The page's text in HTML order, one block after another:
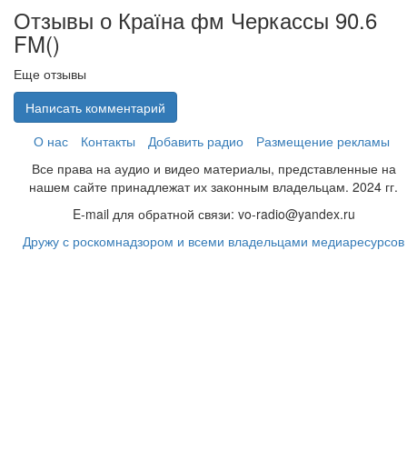
Отзывы о Країна фм Черкассы 90.6
FM()
Еще отзывы
Написать комментарий
О нас
Контакты Добавить радио
Размещение рекламы
Все права на аудио и видео материалы, представленные на
нашем сайте принадлежат их законным владельцам. 2024 гг.
E-mail для обратной связи: vo-radio@yandex.ru
Дружу с роскомнадзором и всеми владельцами медиаресурсов